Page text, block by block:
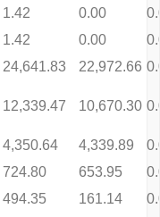
1.42 0.00
1.42 0.00
24,641.83 22,972.66
12,339.47 10,670.30
4,350.64 4,339.89
724.80 653.95
494.35 161.14